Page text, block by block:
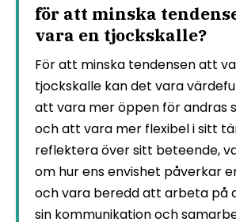
för att minska
vara en tjockskalle?
För att minska tendensen att
tjockskalle kan det vara
att vara mer öppen för andras
och att vara mer flexibel i sitt
reflektera över sitt beteende,
om hur ens envishet påverkar
och vara beredd att arbeta
sin kommunikation och